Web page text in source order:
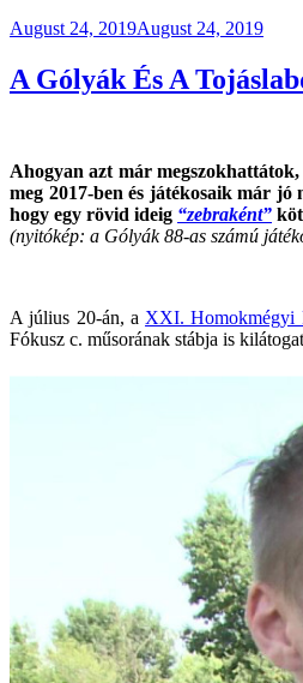
Posted
August 24, 2019August 24, 2019
A Gólyák És A
Ahogyan azt már
meg 2017-ben és játékosaik már
hogy egy rövid ideig “zebraként”
(nyitókép: a Gólyák 88-as számú
A július 20-án, a XXI. Homokmégyi
Fókusz c. műsorának stábja is